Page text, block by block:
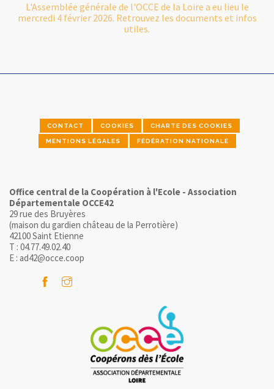
L'Assemblée générale de l'OCCE de la Loire a eu lieu le
mercredi 4 février 2026. Retrouvez les documents et infos
utiles.
CONTACT COOKIES CHARTE DES COOKIES
MENTIONS LÉGALES FÉDÉRATION NATIONALE
Office central de la Coopération à l'Ecole - Association
Départementale OCCE42
29 rue des Bruyères
(maison du gardien château de la Perrotière)
42100 Saint Etienne
T : 04.77.49.02.40
E : ad42@occe.coop